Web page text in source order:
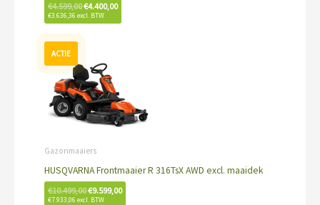
€4.599,00€4.400,00
€3.636,36 excl. BTW
Gazonmaaiers
HUSQVARNA Frontmaaier R 316TsX AWD excl. maaidek
€10.499,00
prijs
was:
€10.499,00.
€9.599,00
€7.933,06 excl. BTW